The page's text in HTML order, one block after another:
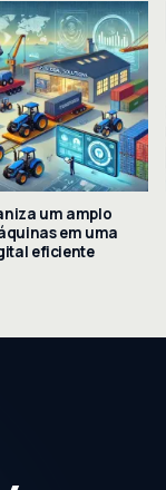
um amplo
em uma
eficiente